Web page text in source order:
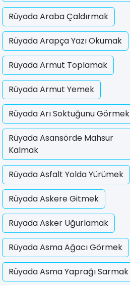
Rüyada Araba Çaldırmak
Rüyada Arapça Yazı Okumak
Rüyada Armut Toplamak
Rüyada Armut Yemek
Rüyada Arı Soktuğunu Görmek
Rüyada Asansörde Mahsur
Kalmak
Rüyada Asfalt Yolda Yürümek
Rüyada Askere Gitmek
Rüyada Asker Uğurlamak
Rüyada Asma Ağacı Görmek
Rüyada Asma Yaprağı Sarmak